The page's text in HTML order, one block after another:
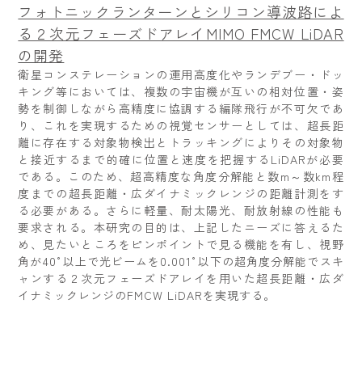
フォトニックランターンとシリコン導波路によ
る２次元フェーズドアレイMIMO FMCW LiDAR
の開発
衛星コンステレーションの運用高度化やランデブー・ドッ
キング等においては、複数の宇宙機が互いの相対位置・姿
勢を制御しながら高精度に協調する編隊飛行が不可欠であ
り、これを実現するための視覚センサーとしては、超長距
離に存在する対象物検出とトラッキングによりその対象物
と接近するまで的確に位置と速度を把握するLiDARが必要
である。このため、超高精度な角度分解能と数m～数km程
度までの超長距離・広ダイナミックレンジの距離計測をす
る必要がある。さらに軽量、耐太陽光、耐放射線の性能も
要求される。本研究の目的は、上記したニーズに答えるた
め、見たいところをピンポイントで見る機能を有し、視野
角が40°以上で光ビームを0.001°以下の超角度分解能でスキ
ャンする２次元フェーズドアレイを用いた超長距離・広ダ
イナミックレンジのFMCW LiDARを実現する。